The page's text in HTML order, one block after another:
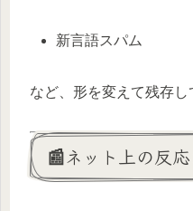
新言語スパム
など、形を変えて残存し
📰ネット上の反